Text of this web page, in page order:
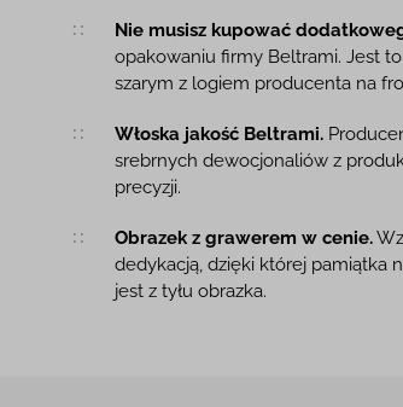
Nie musisz kupować
opakowaniu firmy Beltrami. Jest
szarym z logiem producenta na
Włoska jakość Beltrami.
srebrnych dewocjonaliów z
precyzji.
Obrazek z grawerem w cenie.
dedykacją, dzięki której pamiątka
jest z tyłu obrazka.